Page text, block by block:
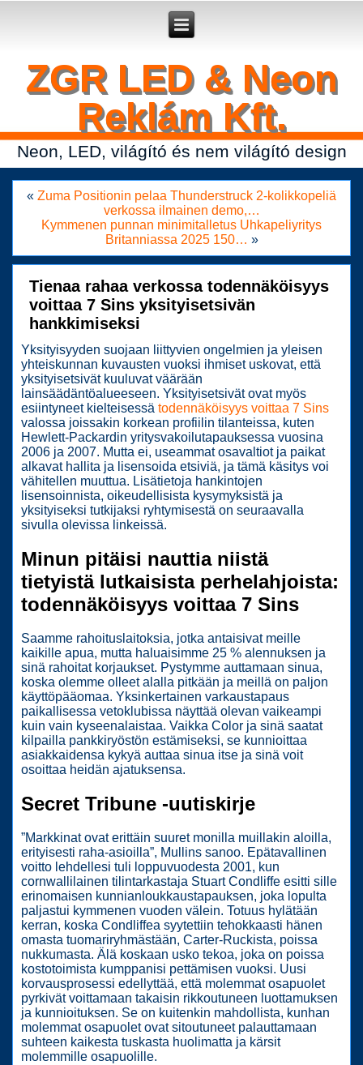
- manage keys and track assets with real-time updates.
ZGR LED & Neon
Reklám Kft.
Neon, LED, világító és nem világító design
« Zuma Positionin pelaa Thunderstruck 2-kolikkopeliä
verkossa ilmainen demo,…
Kymmenen punnan minimitalletus Uhkapeliyritys
Britanniassa 2025 150… »
Tienaa rahaa verkossa todennäköisyys
voittaa 7 Sins yksityisetsivän
hankkimiseksi
Yksityisyyden suojaan liittyvien ongelmien ja yleisen
yhteiskunnan kuvausten vuoksi ihmiset uskovat, että
yksityisetsivät kuuluvat väärään
lainsäädäntöalueeseen. Yksityisetsivät ovat myös
esiintyneet kielteisessätodennäköisyys voittaa 7 Sins
valossa joissakin korkean profiilin tilanteissa, kuten
Hewlett-Packardin yritysvakoilutapauksessa vuosina
2006 ja 2007. Mutta ei, useammat osavaltiot ja paikat
alkavat hallita ja lisensoida etsiviä, ja tämä käsitys voi
vähitellen muuttua. Lisätietoja hankintojen
lisensoinnista, oikeudellisista kysymyksistä ja
yksityiseksi tutkijaksi ryhtymisestä on seuraavalla
sivulla olevissa linkeissä.
Minun pitäisi nauttia niistä
tietyistä lutkaisista perhelahjoista:
todennäköisyys voittaa 7 Sins
Saamme rahoituslaitoksia, jotka antaisivat meille
kaikille apua, mutta haluaisimme 25 % alennuksen ja
sinä rahoitat korjaukset. Pystymme auttamaan sinua,
koska olemme olleet alalla pitkään ja meillä on paljon
käyttöpääomaa. Yksinkertainen varkaustapaus
paikallisessa vetoklubissa näyttää olevan vaikeampi
kuin vain kyseenalaistaa. Vaikka Color ja sinä saatat
kilpailla pankkiryöstön estämiseksi, se kunnioittaa
asiakkaidensa kykyä auttaa sinua itse ja sinä voit
osoittaa heidän ajatuksensa.
Secret Tribune -uutiskirje
”Markkinat ovat erittäin suuret monilla muillakin aloilla,
erityisesti raha-asioilla”, Mullins sanoo. Epätavallinen
voitto lehdellesi tuli loppuvuodesta 2001, kun
cornwallilainen tilintarkastaja Stuart Condliffe esitti sille
erinomaisen kunnianloukkaustapauksen, joka lopulta
paljastui kymmenen vuoden välein. Totuus hylätään
kerran, koska Condliffea syytettiin tehokkaasti hänen
omasta tuomariryhmästään, Carter-Ruckista, poissa
nukkumasta. Älä koskaan usko tekoa, joka on poissa
kostotoimista kumppanisi pettämisen vuoksi. Uusi
korvausprosessi edellyttää, että molemmat osapuolet
pyrkivät voittamaan takaisin rikkoutuneen luottamuksen
ja kunnioituksen. Se on kuitenkin mahdollista, kunhan
molemmat osapuolet ovat sitoutuneet palauttamaan
suhteen kaikesta tuskasta huolimatta ja kärsit
molemmille osapuolille.